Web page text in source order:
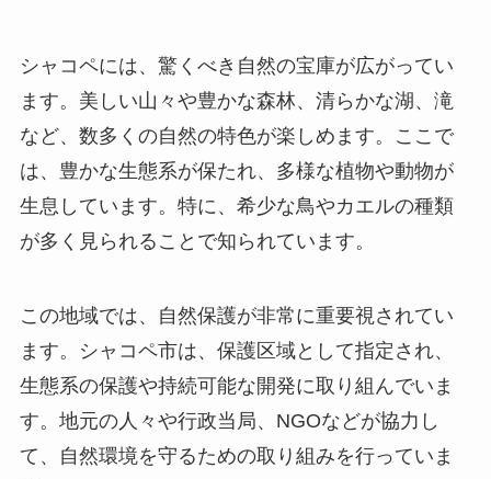
シャコペには、驚くべき自然の宝庫が広がってい
ます。美しい山々や豊かな森林、清らかな湖、滝
など、数多くの自然の特色が楽しめます。ここで
は、豊かな生態系が保たれ、多様な植物や動物が
生息しています。特に、希少な鳥やカエルの種類
が多く見られることで知られています。
この地域では、自然保護が非常に重要視されてい
ます。シャコペ市は、保護区域として指定され、
生態系の保護や持続可能な開発に取り組んでいま
す。地元の人々や行政当局、NGOなどが協力し
て、自然環境を守るための取り組みを行っていま